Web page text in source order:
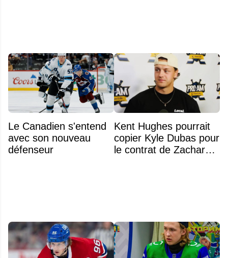
Le Canadien s'entend
avec son nouveau
défenseur
Kent Hughes pourrait
copier Kyle Dubas pour
le contrat de Zachary